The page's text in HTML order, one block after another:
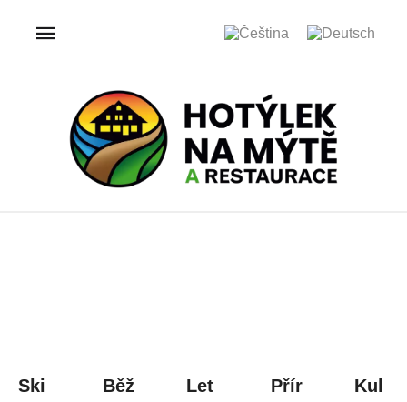
Ski
Běž
Let
Přír
Kul